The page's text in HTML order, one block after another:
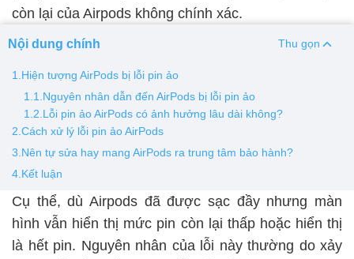
Thay pin
Pin iPhone Pin Xiaomi
Thay vỏ
Vỏ Samsung Vỏ Oppo
Vỏ Huawei Vỏ Vivo
còn lại của Airpods không chính xác.
Nội dung chính Thu gọn
1.Hiện tượng AirPods bị lỗi pin ảo
1.1.Nguyên nhân dẫn đến AirPods bị lỗi pin ảo
1.2.Lỗi pin ảo AirPods có ảnh hưởng lâu dài không?
2.Cách xử lý lỗi pin ảo AirPods
3.Nên tự sửa hay mang AirPods ra trung tâm bảo hành?
4.Kết luận
Cụ thể, dù Airpods đã được sạc đầy nhưng màn
hình vẫn hiển thị mức pin còn lại thấp hoặc hiển thị
là hết pin. Nguyên nhân của lỗi này thường do xảy